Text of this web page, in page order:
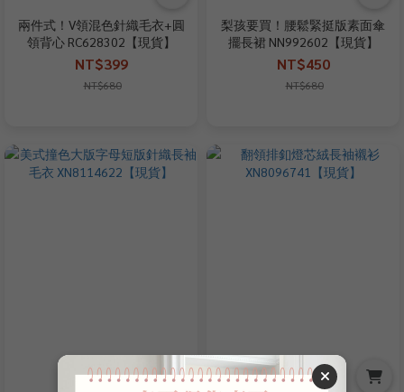
兩件式！V領混色針織毛衣+圓
領背心 RC628302【現貨】
NT$399
NT$680
梨孩要買！腰鬆緊挺版素面傘
擺長裙 NN992602【現貨】
NT$450
NT$680